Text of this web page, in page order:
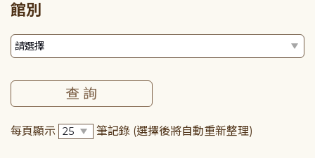
館別
每頁顯示 筆記錄 (選擇後將自動重新整理)